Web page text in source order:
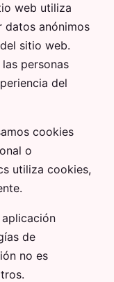
web utiliza
datos anónimos
sitio web.
personas
del
cookies
o
utiliza cookies,
aplicación
de
no es